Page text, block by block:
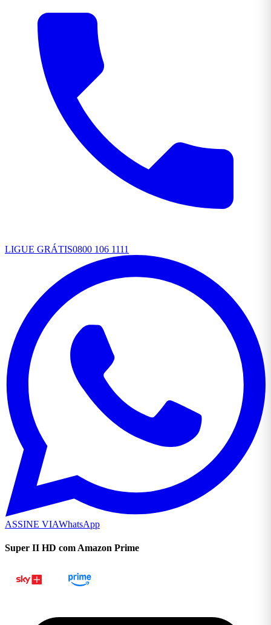
LIGUE GRÁTIS0800 106 1111
ASSINE VIAWhatsApp
Super II HD com Amazon Prime